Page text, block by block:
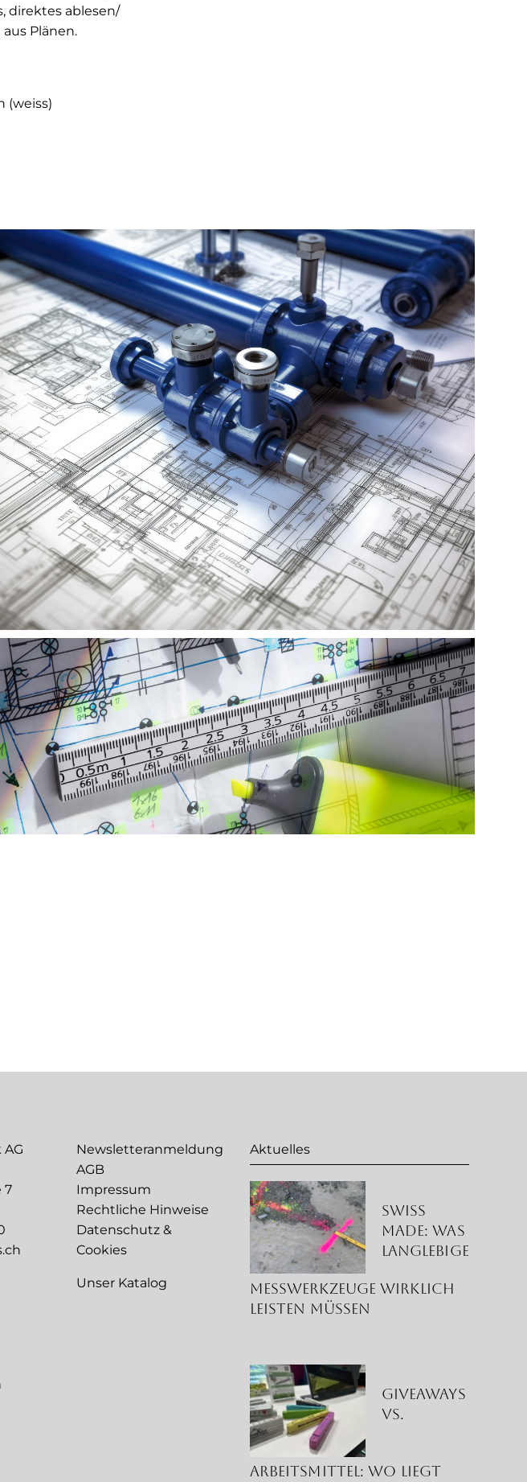
direktes ablesen/
Plänen.
(weiss)
7
Newsletteranmeldung
AGB
Impressum
Rechtliche Hinweise
Datenschutz &
Cookies
Unser Katalog
Aktuelles
Swiss
Made: Was
langlebige
Messwerkzeuge wirklich
leisten müssen
Giveaways
vs.
Arbeitsmittel: Wo liegt